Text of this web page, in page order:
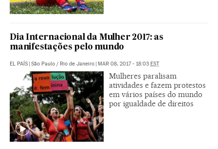
Dia Internacional da Mulher 2017: as
manifestações pelo mundo
EL PAÍS | São Paulo / Rio de Janeiro | MAR 08, 2017 - 18:03 EST
Mulheres paralisam
atividades e fazem protestos
em vários países do mundo
por igualdade de direitos